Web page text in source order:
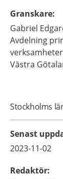
Granskare:
Gabriel
Avdelning
Västra
Stockholms
Senast
2023-11-02
Redaktör: